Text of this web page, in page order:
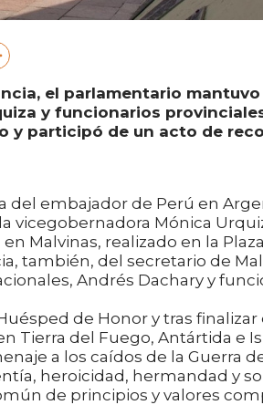
el parlamentario
y funcionarios
y participó de un acto de
del embajador de Perú en
vicegobernadora Mónica
Malvinas, realizado en la
también, del secretario de
Andrés Dachary y
de Honor y tras finalizar
Tierra del Fuego, Antártida e
a los caídos de la Guerra
heroicidad, hermandad y
de principios y valores